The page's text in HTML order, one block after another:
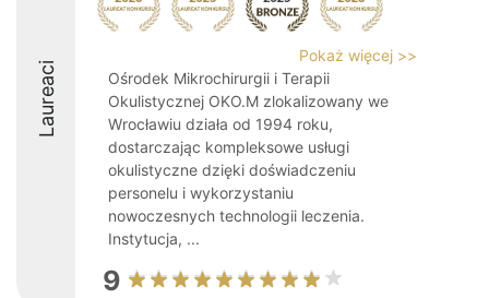
Laureaci
Pokaż więcej >>
Ośrodek Mikrochirurgii i Terapii
Okulistycznej OKO.M zlokalizowany we
Wrocławiu działa od 1994 roku,
dostarczając kompleksowe usługi
okulistyczne dzięki doświadczeniu
personelu i wykorzystaniu
nowoczesnych technologii leczenia.
Instytucja, ...
9